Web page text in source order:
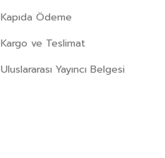
Kapıda Ödeme
Kargo ve Teslimat
Uluslararası Yayıncı Belgesi